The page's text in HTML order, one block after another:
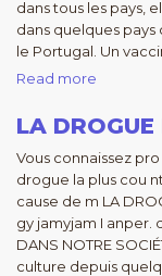
dans tous les pays,
dans quelques
le Portugal. Un
Read more
LA
Vous connaissez
drogue la plus cou
cause de m LA
gy jamyjam I anper.
DANS NOTRE
culture depuis